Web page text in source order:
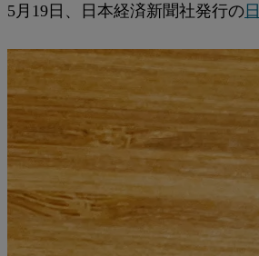
5月19日、日本経済新聞社発行の